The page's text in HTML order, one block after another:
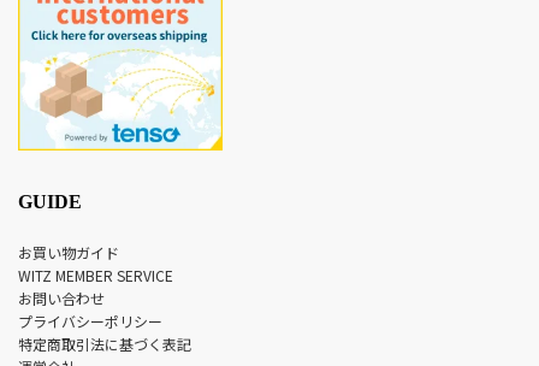
GUIDE
お買い物ガイド
WITZ MEMBER SERVICE
お問い合わせ
プライバシーポリシー
特定商取引法に基づく表記